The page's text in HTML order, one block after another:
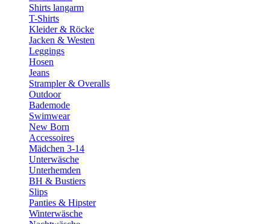
Shirts langarm
T-Shirts
Kleider & Röcke
Jacken & Westen
Leggings
Hosen
Jeans
Strampler & Overalls
Outdoor
Bademode
Swimwear
New Born
Accessoires
Mädchen 3-14
Unterwäsche
Unterhemden
BH & Bustiers
Slips
Panties & Hipster
Winterwäsche